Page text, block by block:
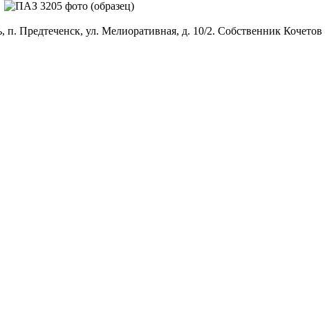
Предтеченск, ул. Мелиоративная, д. 10/2. Собственник